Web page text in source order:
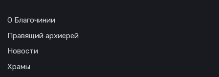
О Благочинии
Правящий архиерей
Новости
Храмы